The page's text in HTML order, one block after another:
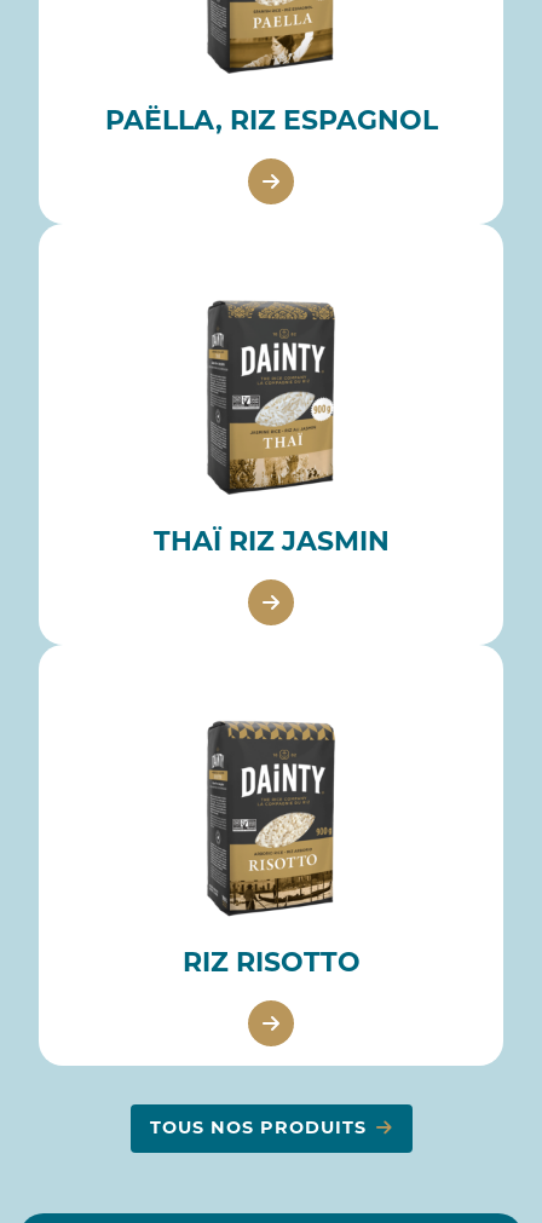
PAËLLA, RIZ ESPAGNOL
THAÏ RIZ JASMIN
RIZ RISOTTO
TOUS NOS PRODUITS